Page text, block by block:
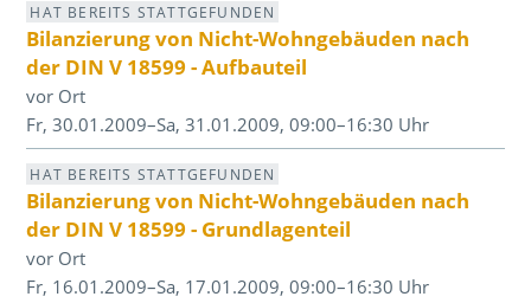
HAT BEREITS STATTGEFUNDEN
Bilanzierung von Nicht-Wohngebäuden nach
der DIN V 18599 - Aufbauteil
vor Ort
Fr, 30.01.2009–Sa, 31.01.2009, 09:00–16:30 Uhr
HAT BEREITS STATTGEFUNDEN
Bilanzierung von Nicht-Wohngebäuden nach
der DIN V 18599 - Grundlagenteil
vor Ort
Fr, 16.01.2009–Sa, 17.01.2009, 09:00–16:30 Uhr